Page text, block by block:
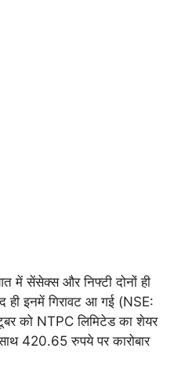
में सेंसेक्स और निफ्टी दोनों ही
इनमें गिरावट आ गई (NSE:
को NTPC लिमिटेड का शेयर
420.65 रुपये पर कारोबार